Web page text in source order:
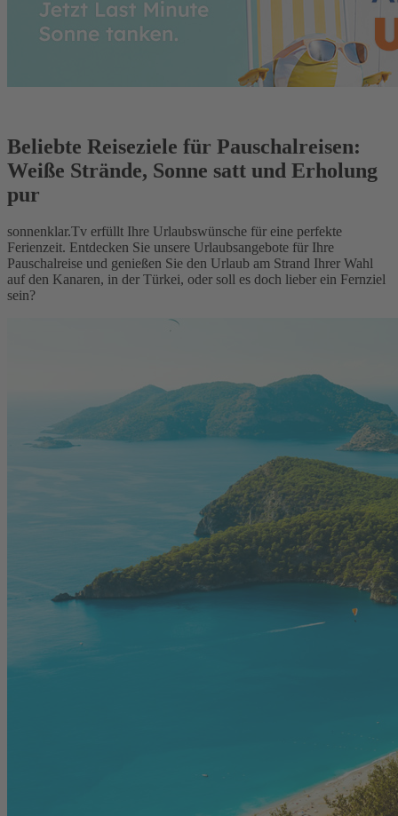
Beliebte Reiseziele für Pauschalreisen:
Weiße Strände, Sonne satt und Erholung
pur
sonnenklar.Tv erfüllt Ihre Urlaubswünsche für eine perfekte
Ferienzeit. Entdecken Sie unsere Urlaubsangebote für Ihre
Pauschalreise und genießen Sie den Urlaub am Strand Ihrer Wahl
auf den Kanaren, in der Türkei, oder soll es doch lieber ein Fernziel
sein?